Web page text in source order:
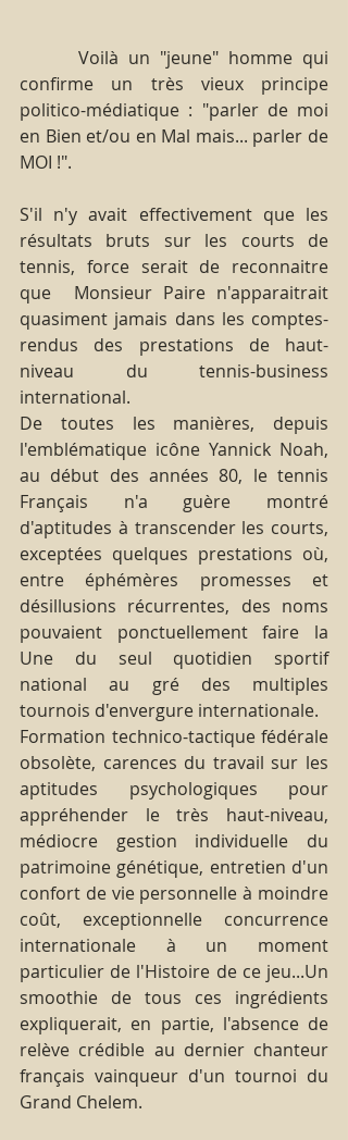
confirme un très vieux principe
politico-médiatique : "parler de moi
en Bien et/ou en Mal mais... parler de
MOI !".
S'il n'y avait effectivement que les
résultats bruts sur les courts de
tennis, force serait de reconnaitre
que  Monsieur Paire n'apparaitrait
quasiment jamais dans les comptes-
rendus des prestations de haut-
niveau du tennis-business
international.
De toutes les manières, depuis
l'emblématique icône Yannick Noah,
au début des années 80, le tennis
Français n'a guère montré
d'aptitudes à transcender les courts,
exceptées quelques prestations où,
entre éphémères promesses et
désillusions récurrentes, des noms
pouvaient ponctuellement faire la
Une du seul quotidien sportif
national au gré des multiples
tournois d'envergure internationale.
Formation technico-tactique fédérale
obsolète, carences du travail sur les
aptitudes psychologiques pour
appréhender le très haut-niveau,
médiocre gestion individuelle du
patrimoine génétique, entretien d'un
confort de vie personnelle à moindre
coût, exceptionnelle concurrence
internationale à un moment
particulier de l'Histoire de ce jeu...Un
smoothie de tous ces ingrédients
expliquerait, en partie, l'absence de
relève crédible au dernier chanteur
français vainqueur d'un tournoi du
Grand Chelem.